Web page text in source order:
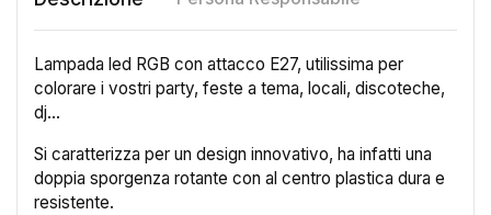
Lampada led RGB con attacco E27, utilissima per
colorare i vostri party, feste a tema, locali, discoteche,
dj...
Si caratterizza per un design innovativo, ha infatti una
doppia sporgenza rotante con al centro plastica dura e
resistente.